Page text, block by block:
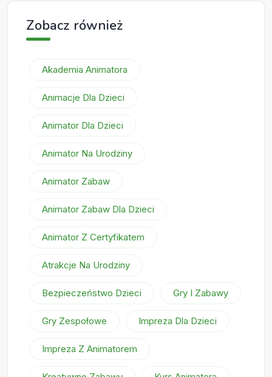
Zobacz również
Akademia Animatora
Animacje Dla Dzieci
Animator Dla Dzieci
Animator Na Urodziny
Animator Zabaw
Animator Zabaw Dla Dzieci
Animator Z Certyfikatem
Atrakcje Na Urodziny
Bezpieczeństwo Dzieci Gry I Zabawy
Gry Zespołowe Impreza Dla Dzieci
Impreza Z Animatorem